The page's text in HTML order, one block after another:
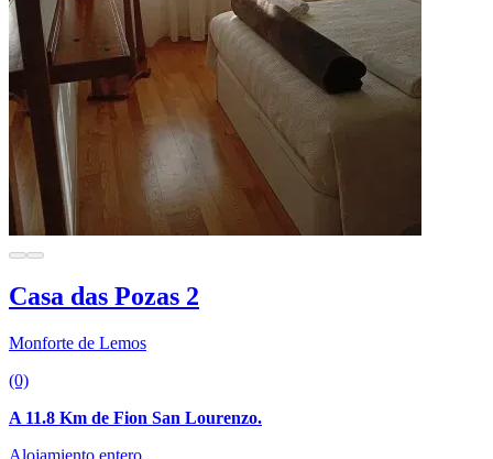
Casa das Pozas 2
Monforte de Lemos
(0)
A 11.8 Km de Fion San Lourenzo.
Alojamiento entero